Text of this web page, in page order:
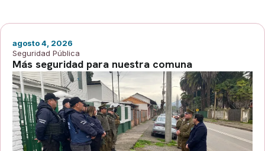
agosto 4, 2026
Seguridad Pública
Más seguridad para nuestra comuna